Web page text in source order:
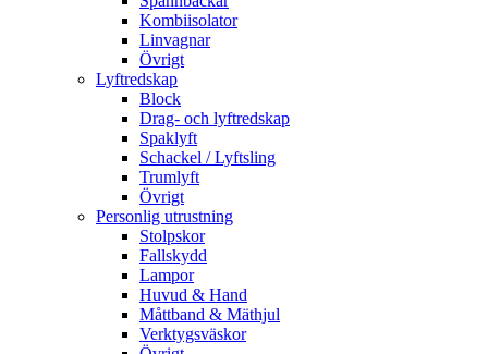
Kombiisolator
Linvagnar
Övrigt
Lyftredskap
Block
Drag- och lyftredskap
Spaklyft
Schackel / Lyftsling
Trumlyft
Övrigt
Personlig utrustning
Stolpskor
Fallskydd
Lampor
Huvud & Hand
Måttband & Mäthjul
Verktygsväskor